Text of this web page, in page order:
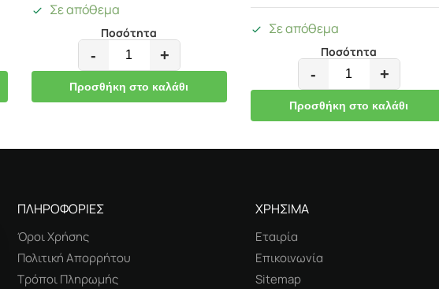
Σε απόθεμα
Ποσότητα
- +
Προσθήκη στο καλάθι
Σε απόθεμα
Ποσότητα
- +
Προσθήκη στο καλάθι
ΠΛΗΡΟΦΟΡΙΕΣ
Όροι Χρήσης
Πολιτική Απορρήτου
Τρόποι Πληρωμής
ΧΡΗΣΙΜΑ
Εταιρία
Επικοινωνία
Sitemap